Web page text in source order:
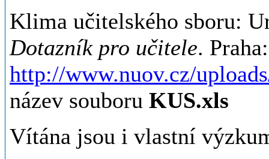
Klima učitelského sboru:
Dotazník pro učitele.
http://www.nuov.cz/
název souboru KUS.xls
Vítána jsou i vlastní